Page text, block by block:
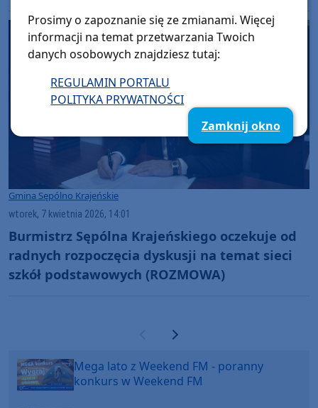
Gmina Sępólno Krajeńskie
wtorek, 7 kwietnia 2026, 14:01
Burmistrz Sępólna Krajeńskiego oczekuje od
radnych rozpoczęcia dyskusji na temat sieci
szkół podstawowych (ROZMOWA)
Poprzednia strona
Następna strona
Mega lato z Weekend FM - poranny
konkurs w Weekend FM
Prosimy o zapoznanie się ze zmianami. Więcej
informacji na temat przetwarzania Twoich
danych osobowych znajdziesz tutaj:
REGULAMIN PORTALU
POLITYKA PRYWATNOŚCI
Zamknij okno